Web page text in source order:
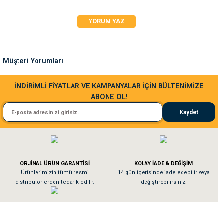
Ürün açıklamasında eksik bilgiler bulunuyor.
Bu ürüne benzer farklı alternatifler olmalı.
Gönder
YORUM YAZ
Müşteri Yorumları
Sa**** Ta******
Kedim taze mamaya bayıldı kargo fimrasın da bir sorun yaşadım ve arkadaşlar
El**** Ek******
Köpeğim bayıldı hediyeler için teşekkürler
As**** Tu******
Tavşanım kafesinin kalitesine ve paketlemesine bayıldım
İNDİRİMLİ FİYATLAR VE KAMPANYALAR İÇİN BÜLTENİMİZE
ABONE OL!
Kaydet
ORJİNAL ÜRÜN GARANTİSİ
Ürünlerimizin tümü resmi
distribütörlerden tedarik edilir.
KOLAY İADE & DEĞİŞİM
14 gün içerisinde iade edebilir veya
değiştirebilirsiniz.